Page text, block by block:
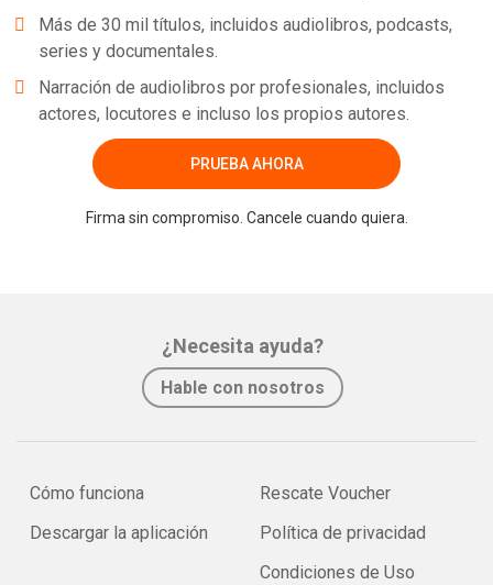
Más de 30 mil títulos, incluidos audiolibros, podcasts,
series y documentales.
Narración de audiolibros por profesionales, incluidos
actores, locutores e incluso los propios autores.
PRUEBA AHORA
Firma sin compromiso. Cancele cuando quiera.
¿Necesita ayuda?
Hable con nosotros
Cómo funciona
Descargar la aplicación
Rescate Voucher
Política de privacidad
Condiciones de Uso